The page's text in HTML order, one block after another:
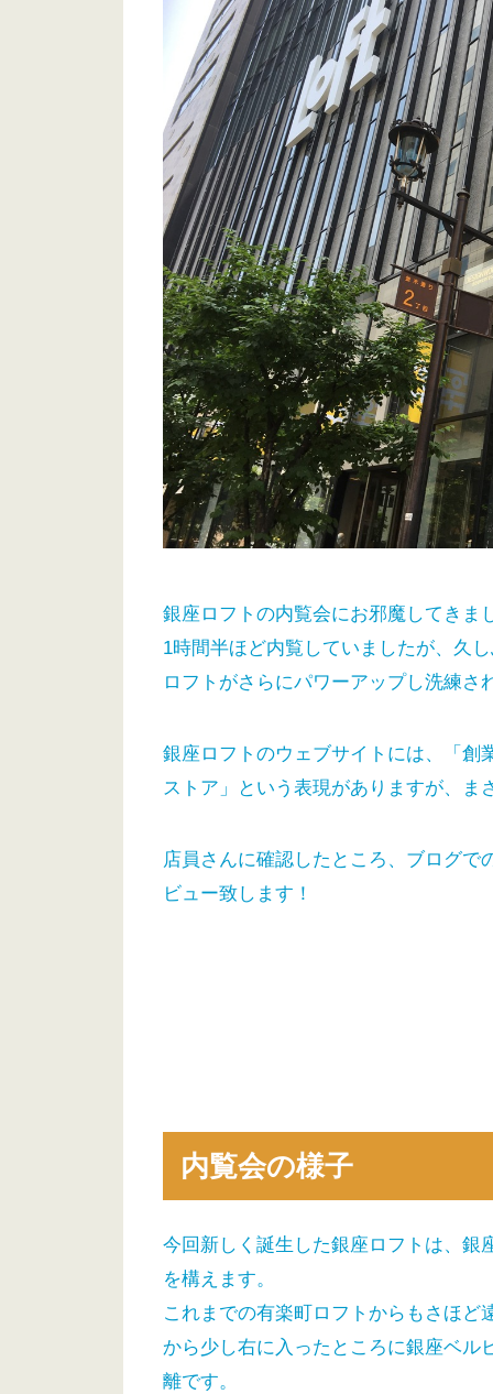
銀座ロフトの内覧会にお邪魔してきま
1時間半ほど内覧していましたが、久
ロフトがさらにパワーアップし洗練
銀座ロフトのウェブサイトには、「創
ストア」という表現がありますが、ま
店員さんに確認したところ、ブログで
ビュー致します！
内覧会の様子
今回新しく誕生した銀座ロフトは、銀
を構えます。
これまでの有楽町ロフトからもさほ
から少し右に入ったところに銀座ベル
離です。